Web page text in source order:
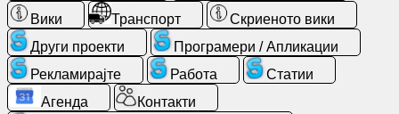
Анализа
Веб-
продавница
Вики
Транспорт
Скриеното вики
Други проекти
Програмери / Апликации
Рекламирајте
Работа
Статии
Агенда
Контакти